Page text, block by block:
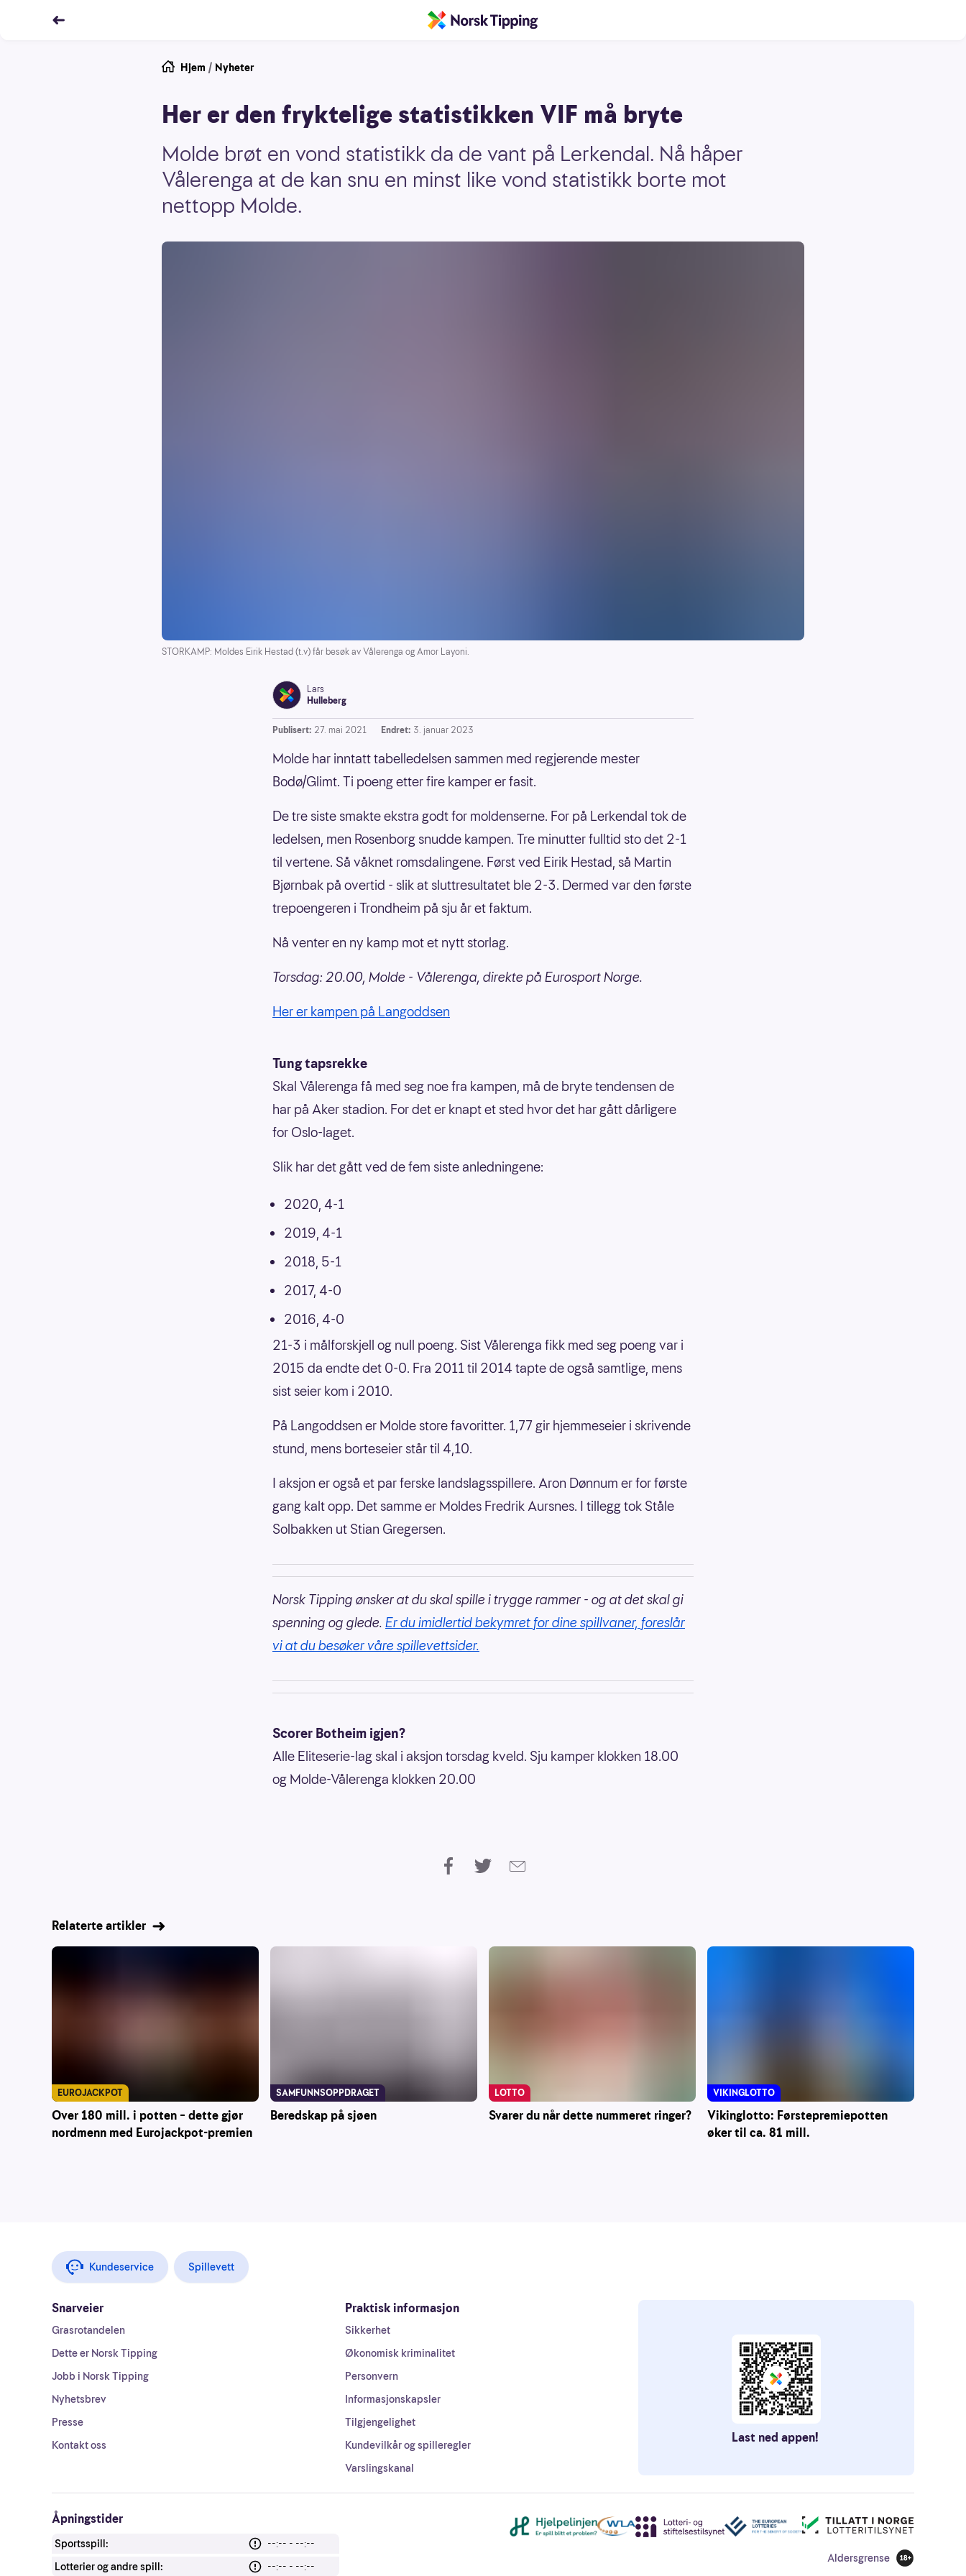
Hjem / Nyheter
Her er den fryktelige statistikken VIF må bryte
Molde brøt en vond statistikk da de vant på Lerkendal. Nå håper
Vålerenga at de kan snu en minst like vond statistikk borte mot
nettopp Molde.
STORKAMP: Moldes Eirik Hestad (t.v) får besøk av Vålerenga og Amor Layoni.
Lars
Hulleberg
Publisert: 27. mai 2021 Endret: 3. januar 2023
Molde har inntatt tabelledelsen sammen med regjerende mester
Bodø/Glimt. Ti poeng etter fire kamper er fasit.
De tre siste smakte ekstra godt for moldenserne. For på Lerkendal tok de
ledelsen, men Rosenborg snudde kampen. Tre minutter fulltid sto det 2-1
til vertene. Så våknet romsdalingene. Først ved Eirik Hestad, så Martin
Bjørnbak på overtid - slik at sluttresultatet ble 2-3. Dermed var den første
trepoengeren i Trondheim på sju år et faktum.
Nå venter en ny kamp mot et nytt storlag.
Torsdag: 20.00, Molde - Vålerenga, direkte på Eurosport Norge.
Her er kampen på Langoddsen
Tung tapsrekke
Skal Vålerenga få med seg noe fra kampen, må de bryte tendensen de
har på Aker stadion. For det er knapt et sted hvor det har gått dårligere
for Oslo-laget.
Slik har det gått ved de fem siste anledningene:
2020, 4-1
2019, 4-1
2018, 5-1
2017, 4-0
2016, 4-0
21-3 i målforskjell og null poeng. Sist Vålerenga fikk med seg poeng var i
2015 da endte det 0-0. Fra 2011 til 2014 tapte de også samtlige, mens
sist seier kom i 2010.
På Langoddsen er Molde store favoritter. 1,77 gir hjemmeseier i skrivende
stund, mens borteseier står til 4,10.
I aksjon er også et par ferske landslagsspillere. Aron Dønnum er for første
gang kalt opp. Det samme er Moldes Fredrik Aursnes. I tillegg tok Ståle
Solbakken ut Stian Gregersen.
Norsk Tipping ønsker at du skal spille i trygge rammer - og at det skal gi
spenning og glede. Er du imidlertid bekymret for dine spillvaner, foreslår
vi at du besøker våre spillevettsider.
Scorer Botheim igjen?
Alle Eliteserie-lag skal i aksjon torsdag kveld. Sju kamper klokken 18.00
og Molde-Vålerenga klokken 20.00
Relaterte artikler
Over 180 mill. i potten – dette gjør
nordmenn med Eurojackpot-premien
EUROJACKPOT
Beredskap på sjøen
SAMFUNNSOPPDRAGET
Svarer du når dette nummeret ringer?
LOTTO
Vikinglotto: Førstepremiepotten
øker til ca. 81 mill.
VIKINGLOTTO
Kundeservice Spillevett
Snarveier
Grasrotandelen
Dette er Norsk Tipping
Jobb i Norsk Tipping
Nyhetsbrev
Presse
Kontakt oss
Praktisk informasjon
Sikkerhet
Økonomisk kriminalitet
Personvern
Informasjonskapsler
Tilgjengelighet
Kundevilkår og spilleregler
Varslingskanal
Last ned appen!
Åpningstider
Sportsspill:
--:-- - --:--
Lotterier og andre spill:
--:-- - --:--
Aldersgrense
18 år